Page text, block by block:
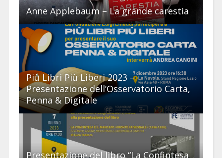
Anne Applebaum – La grande carestia
Più Libri Più Liberi 2023 –
Presentazione dell’Osservatorio Carta,
Penna & Digitale
Presentazione del libro “La Confintesa